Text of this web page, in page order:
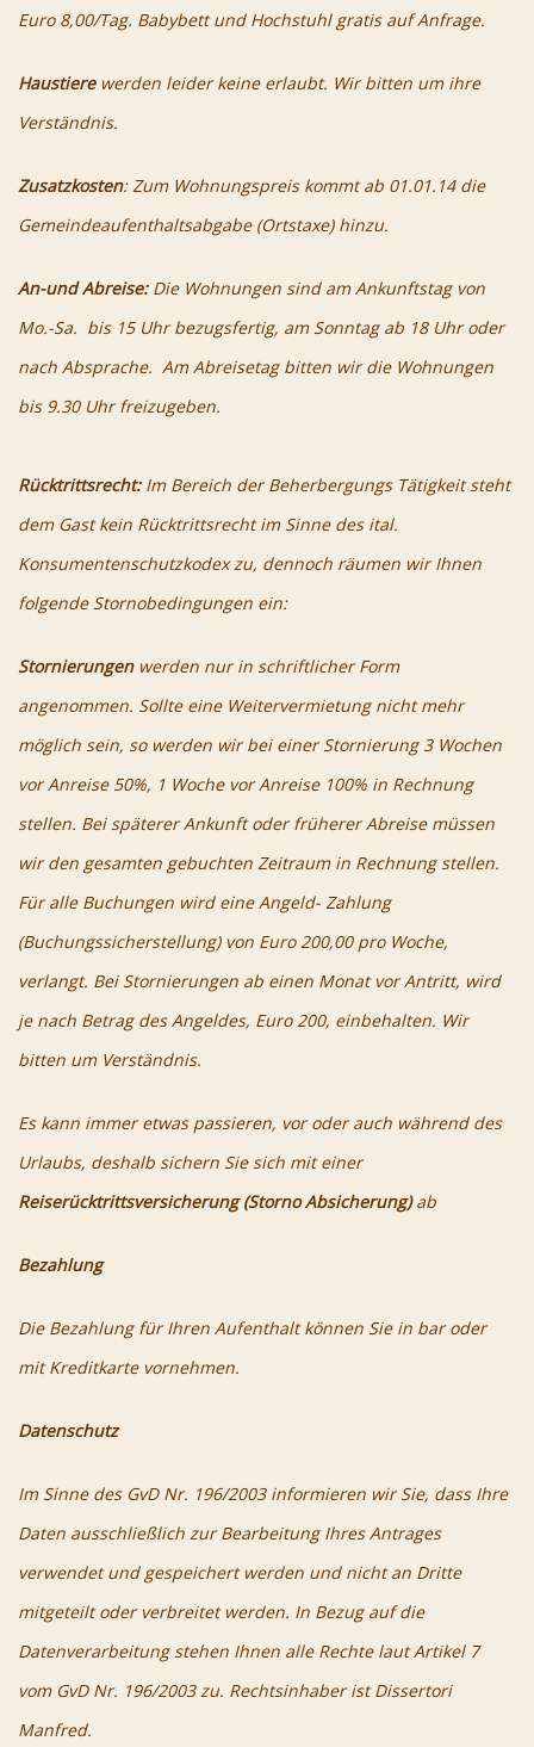
Euro 8,00/Tag. Babybett und Hochstuhl gratis auf Anfrage.
Haustierewerden leider keine erlaubt. Wir bitten um ihre
Verständnis.
Zusatzkosten: Zum Wohnungspreis kommt ab 01.01.14 die
Gemeindeaufenthaltsabgabe (Ortstaxe) hinzu.
An-und Abreise:Die Wohnungen sind am Ankunftstag von
Mo.-Sa. bis 15 Uhr bezugsfertig, am Sonntag ab 18 Uhr oder
nach Absprache. Am Abreisetag bitten wir die Wohnungen
bis 9.30 Uhr freizugeben.
Rücktrittsrecht: Im Bereich der Beherbergungs Tätigkeit steht
dem Gast kein Rücktrittsrecht im Sinne des ital.
Konsumentenschutzkodex zu, dennoch räumen wir Ihnen
folgende Stornobedingungen ein:
Stornierungen werden nur in schriftlicher Form
angenommen. Sollte eine Weitervermietung nicht mehr
möglich sein, so werden wir bei einer Stornierung 3 Wochen
vor Anreise 50%, 1 Woche vor Anreise 100% in Rechnung
stellen. Bei späterer Ankunft oder früherer Abreise müssen
wir den gesamten gebuchten Zeitraum in Rechnung stellen.
Für alle Buchungen wird eine Angeld- Zahlung
(Buchungssicherstellung) von Euro 200,00 pro Woche,
verlangt. Bei Stornierungen ab einen Monat vor Antritt, wird
je nach Betrag des Angeldes, Euro 200, einbehalten. Wir
bitten um Verständnis.
Es kann immer etwas passieren, vor oder auch während des
Urlaubs, deshalb sichern Sie sich mit einer
Reiserücktrittsversicherung (Storno Absicherung)ab
Bezahlung
Die Bezahlung für Ihren Aufenthalt können Sie in bar oder
mit Kreditkarte vornehmen.
Datenschutz
Im Sinne des GvD Nr. 196/2003 informieren wir Sie, dass Ihre
Daten ausschließlich zur Bearbeitung Ihres Antrages
verwendet und gespeichert werden und nicht an Dritte
mitgeteilt oder verbreitet werden. In Bezug auf die
Datenverarbeitung stehen Ihnen alle Rechte laut Artikel 7
vom GvD Nr. 196/2003 zu. Rechtsinhaber ist Dissertori
Manfred.